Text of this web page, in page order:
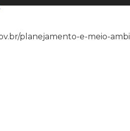
planejamento-e-meio-